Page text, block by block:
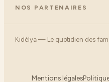
NOS PARTENAIRES
Kidélya — Le quotidien des
Mentions légales